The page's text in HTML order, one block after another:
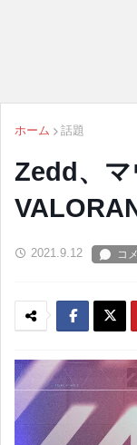
ホーム 話題
Zedd、
2021.9.12